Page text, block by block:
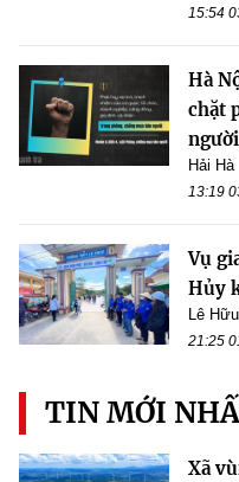
15:54
Hà
chặt
người
Hải Hà
13:19
Vụ
Hủy
Lê
21:25
TIN MỚI
Xã